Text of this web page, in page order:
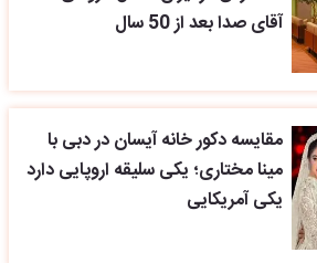
آقای صدا بعد از 50 سال
مقایسه دکور خانه آیسان در دبی با
مینا مختاری؛ یکی سلیقه اروپایی دارد
یکی آمریکایی